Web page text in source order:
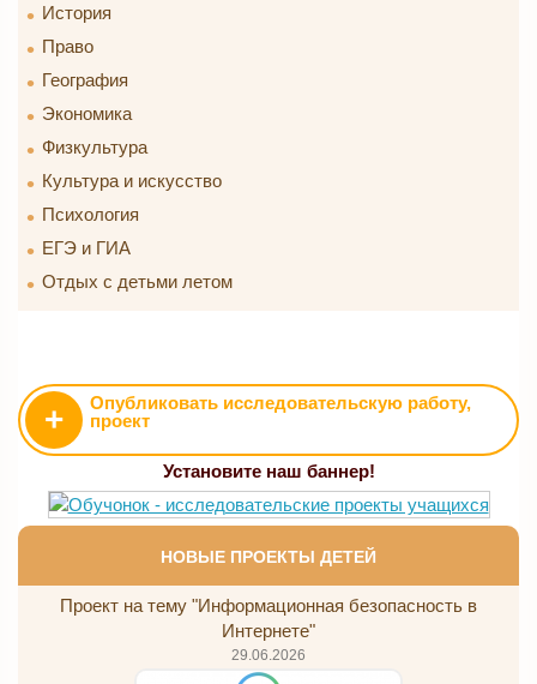
История
Право
География
Экономика
Физкультура
Культура и искусство
Психология
ЕГЭ и ГИА
Отдых с детьми летом
+
Опубликовать исследовательскую работу,
проект
Установите наш баннер!
НОВЫЕ ПРОЕКТЫ ДЕТЕЙ
Проект на тему "Информационная безопасность в
Интернете"
29.06.2026